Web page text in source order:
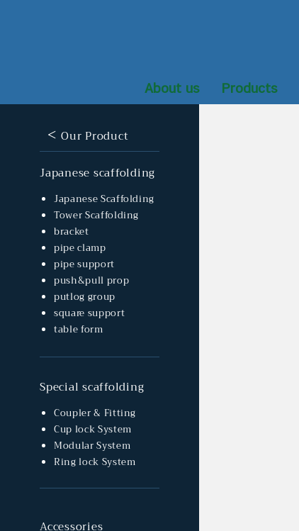
About us
Products
<Our Product
Japanese scaffolding
Japanese Scaffolding
Tower Scaffolding
bracket
pipe clamp
pipe support
push&pull prop
putlog group
square support
table form
Special scaffolding
Coupler & Fitting
Cup lock System
Modular System
Ring lock System
Accessories